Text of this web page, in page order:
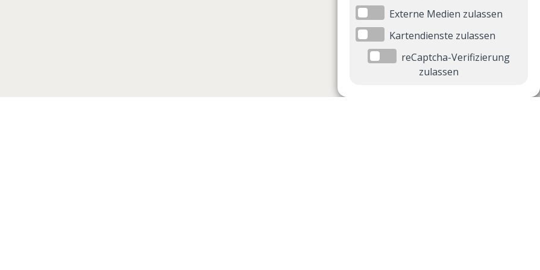
Externe Medien zulassen
Kartendienste zulassen
reCaptcha-Verifizierung
zulassen